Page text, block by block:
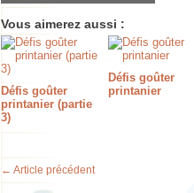
Vous aimerez aussi :
Défis goûter
printanier (partie
3)
Défis goûter
printanier
← Article précédent